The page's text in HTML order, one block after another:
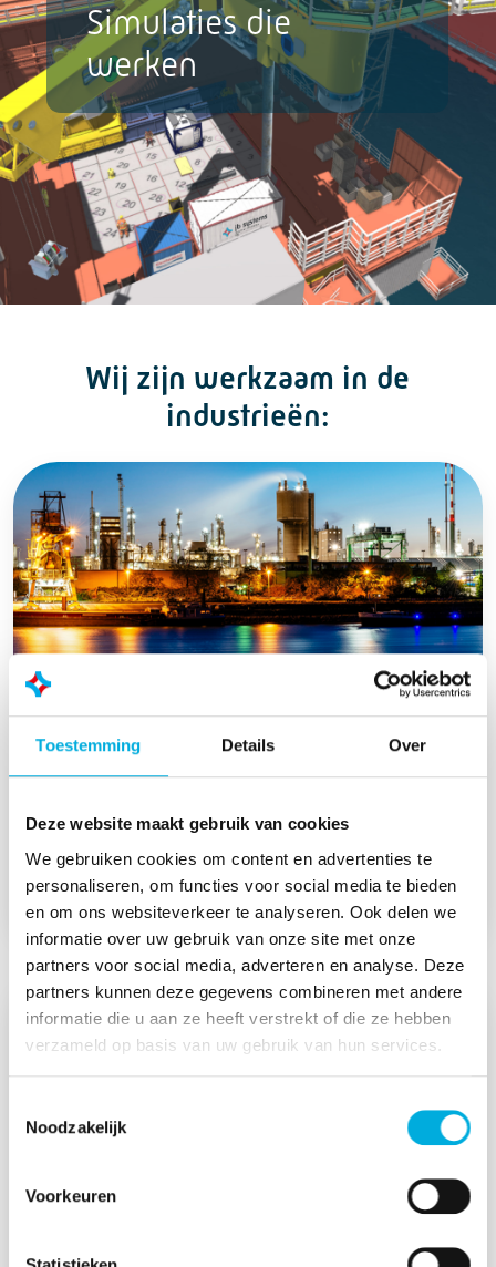
Toestemming Details Over
Deze website maakt gebruik van cookies
We gebruiken cookies om content en advertenties te
personaliseren, om functies voor social media te bieden
en om ons websiteverkeer te analyseren. Ook delen we
informatie over uw gebruik van onze site met onze
partners voor social media, adverteren en analyse. Deze
partners kunnen deze gegevens combineren met andere
informatie die u aan ze heeft verstrekt of die ze hebben
verzameld op basis van uw gebruik van hun services.
Noodzakelijk
Voorkeuren
Simulaties die
werken
Wij zijn werkzaam in de
industrieën:
Chemie
steeds nieuwe oplossingen voor zowel continue-